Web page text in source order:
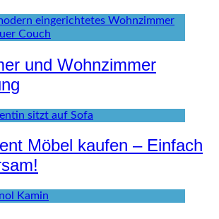
und Wohnzimmer
Möbel kaufen – Einfach